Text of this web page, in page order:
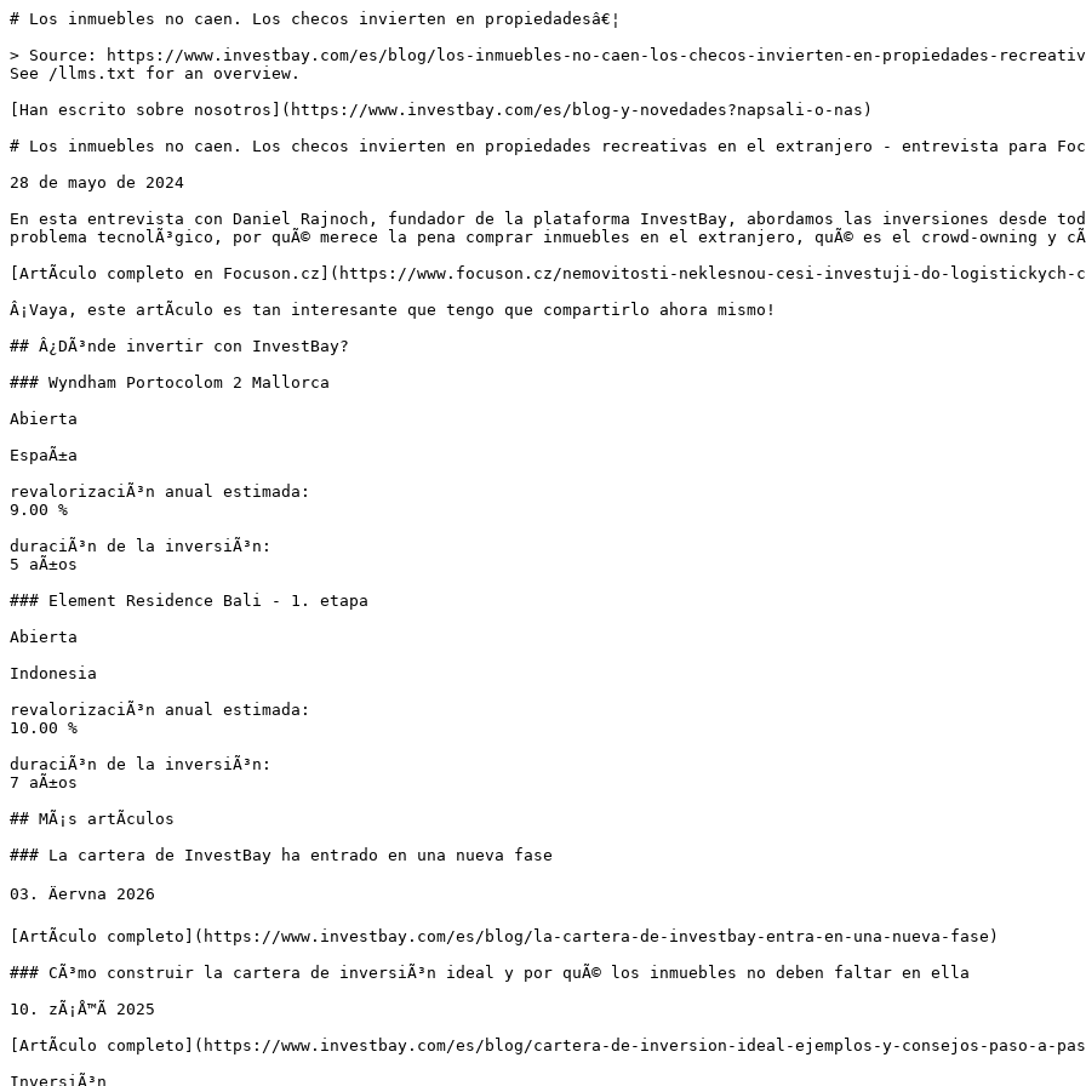
# Los inmuebles no caen. Los checos invierten en propiedadesâ€¦
> Source: https://www.investbay.com/es/blog/los-inmuebles-no-caen-los-checos-invierten-en-propiedades-
See /llms.txt for an overview.
[Han escrito sobre nosotros](https://www.investbay.com/es/blog-y-novedades?napsali-o-nas)
# Los inmuebles no caen. Los checos invierten en propiedades recreativas en el extranjero - entrevista para
28 de mayo de 2024
En esta entrevista con Daniel Rajnoch, fundador de la plataforma InvestBay, abordamos las inversiones desde
problema tecnolÃ³gico, por quÃ© merece la pena comprar inmuebles en el extranjero, quÃ© es el crowd-owning y
[ArtÃ­culo completo en Focuson.cz](https://www.focuson.cz/nemovitosti-neklesnou-cesi-investuji-do-
Â¡Vaya, este artÃ­culo es tan interesante que tengo que compartirlo ahora mismo!
## Â¿DÃ³nde invertir con InvestBay?
### Wyndham Portocolom 2 Mallorca
Abierta
EspaÃ±a
revalorizaciÃ³n anual estimada:
9.00 %
duraciÃ³n de la inversiÃ³n:
5 aÃ±os
### Element Residence Bali - 1. etapa
Abierta
Indonesia
revalorizaciÃ³n anual estimada:
10.00 %
duraciÃ³n de la inversiÃ³n:
7 aÃ±os
## MÃ¡s artÃ­culos
### La cartera de InvestBay ha entrado en una nueva fase
03. Äervna 2026
[ArtÃ­culo completo](https://www.investbay.com/es/blog/la-cartera-de-investbay-entra-en-una-nueva-fase)
### CÃ³mo construir la cartera de inversiÃ³n ideal y por quÃ© los inmuebles no deben faltar en ella
10. zÃ¡Å™Ã­ 2025
[ArtÃ­culo completo](https://www.investbay.com/es/blog/cartera-de-inversion-ideal-ejemplos-y-consejos-paso-a-
InversiÃ³n